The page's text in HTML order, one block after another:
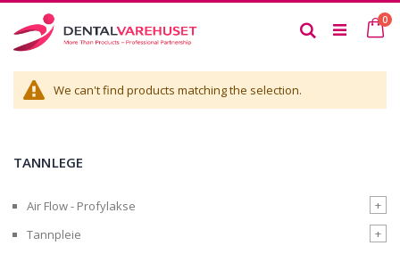
to
Content
0
Search
We can't find products matching the selection.
TANNLEGE
Air Flow - Profylakse
+
Tannpleie
+